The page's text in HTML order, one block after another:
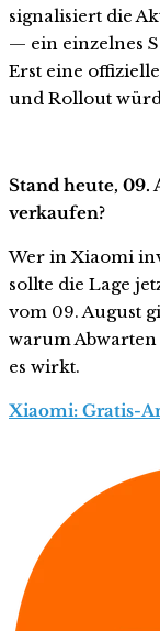
signalisiert die
— ein einzelnes
Erst eine
und Rollout
Stand heute, 09.
verkaufen?
Wer in Xiaomi
sollte die Lage
vom 09. August
warum
es wirkt.
Xiaomi: Gratis-